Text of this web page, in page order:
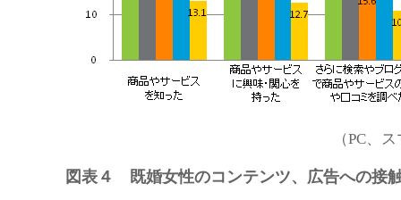
（PC、
図表４ 既婚女性のコンテンツ、広告への接